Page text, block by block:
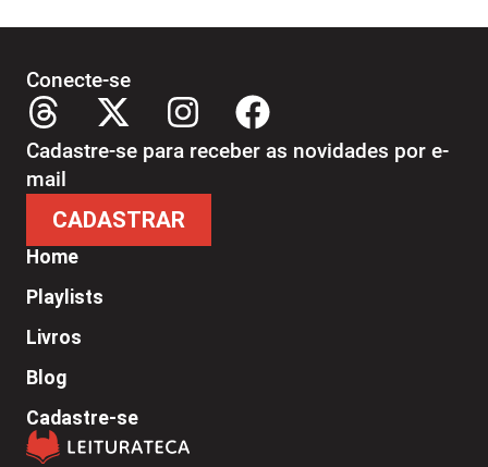
Home
Playlists
Livros
Blog
Cadastre-se
Conecte-se
Cadastre-se para receber as novidades por e-
mail
CADASTRAR